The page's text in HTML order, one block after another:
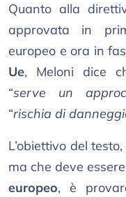
Quanto alla
approvata in
europeo e ora in
Ue, Meloni dice
“serve un
“rischia di
L’obiettivo del
ma che deve
europeo, è